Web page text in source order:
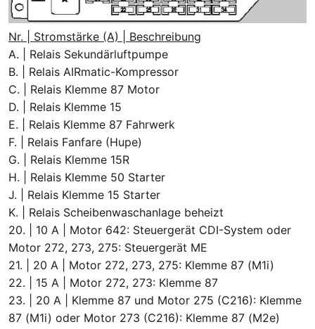
Nr. | Stromstärke (A) | Beschreibung
A. | Relais Sekundärluftpumpe
B. | Relais AIRmatic-Kompressor
C. | Relais Klemme 87 Motor
D. | Relais Klemme 15
E. | Relais Klemme 87 Fahrwerk
F. | Relais Fanfare (Hupe)
G. | Relais Klemme 15R
H. | Relais Klemme 50 Starter
J. | Relais Klemme 15 Starter
K. | Relais Scheibenwaschanlage beheizt
20. | 10 A | Motor 642: Steuergerät CDI-System oder
Motor 272, 273, 275: Steuergerät ME
21. | 20 A | Motor 272, 273, 275: Klemme 87 (M1i)
22. | 15 A | Motor 272, 273: Klemme 87
23. | 20 A | Klemme 87 und Motor 275 (C216): Klemme
87 (M1i) oder Motor 273 (C216): Klemme 87 (M2e)